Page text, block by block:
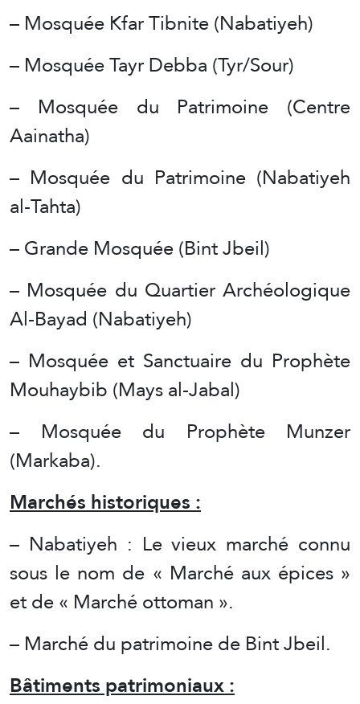
– Mosquée Kfar Tibnite (Nabatiyeh)
– Mosquée Tayr Debba (Tyr/Sour)
– Mosquée du Patrimoine (Centre
Aainatha)
– Mosquée du Patrimoine (Nabatiyeh
al-Tahta)
– Grande Mosquée (Bint Jbeil)
– Mosquée du Quartier Archéologique
Al-Bayad (Nabatiyeh)
– Mosquée et Sanctuaire du Prophète
Mouhaybib (Mays al-Jabal)
– Mosquée du Prophète Munzer
(Markaba).
Marchés historiques :
– Nabatiyeh : Le vieux marché connu
sous le nom de « Marché aux épices »
et de « Marché ottoman ».
– Marché du patrimoine de Bint Jbeil.
Bâtiments patrimoniaux :